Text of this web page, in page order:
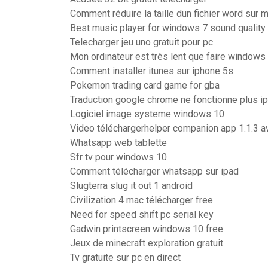
Comment réduire la taille dun fichier word sur
Best music player for windows 7 sound quality
Telecharger jeu uno gratuit pour pc
Mon ordinateur est très lent que faire windows
Comment installer itunes sur iphone 5s
Pokemon trading card game for gba
Traduction google chrome ne fonctionne plus
Logiciel image systeme windows 10
Video téléchargerhelper companion app 1.1.3
Whatsapp web tablette
Sfr tv pour windows 10
Comment télécharger whatsapp sur ipad
Slugterra slug it out 1 android
Civilization 4 mac télécharger free
Need for speed shift pc serial key
Gadwin printscreen windows 10 free
Jeux de minecraft exploration gratuit
Tv gratuite sur pc en direct